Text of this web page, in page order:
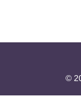
©